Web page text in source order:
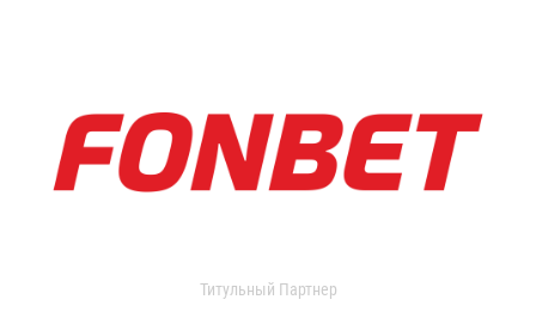
Титульный Партнер